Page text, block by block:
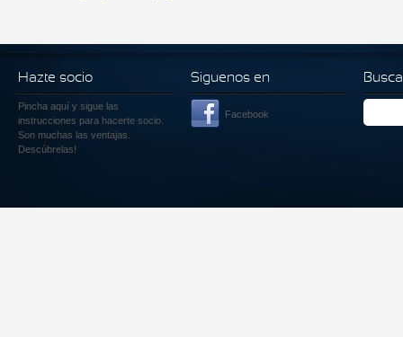
Hazte socio
Pincha aquí y sigue las
instrucciones para hacerte socio.
Son muchas las ventajas.
Descúbrelas!
Siguenos en
Facebook